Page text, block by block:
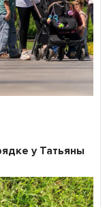
у Татьяны